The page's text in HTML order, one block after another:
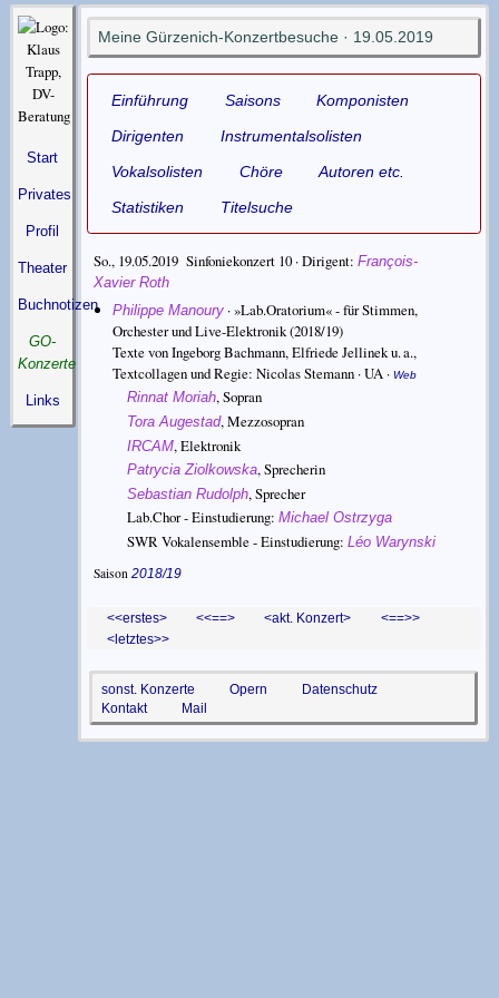
Start
Privates
Profil
Theater
Buchnotizen
GO-
Konzerte
Links
Meine Gürzenich-Konzertbesuche · 19.05.2019
Einführung Saisons
Komponisten
Dirigenten
Instrumentalsolisten
Vokalsolisten
Chöre
Autoren etc.
Statistiken
Titelsuche
So., 19.05.2019 Sinfoniekonzert 10 ·Dirigent François-
Xavier Roth
Philippe Manoury ·»Lab.Oratorium« - für Stimmen,
Orchester und Live-Elektronik(2018/19)
Texte von Ingeborg Bachmann, Elfriede Jellinek u. a.,
Textcollagen und Regie: Nicolas Stemann · UA ·Web
Rinnat Moriah,Sopran
Tora Augestad,Mezzosopran
IRCAM,Elektronik
Patrycia Ziolkowska,Sprecherin
Sebastian Rudolph,Sprecher
Lab.Chor - Einstudierung: Michael Ostrzyga
SWR Vokalensemble - Einstudierung: Léo Warynski
Saison 2018/19
<erstes <== akt. Konzert
==>
letztes>
sonst. Konzerte Opern
Datenschutz
Kontakt
Mail